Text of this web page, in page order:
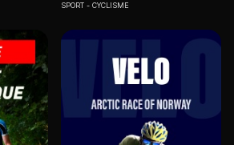
SPORT CYCLISME